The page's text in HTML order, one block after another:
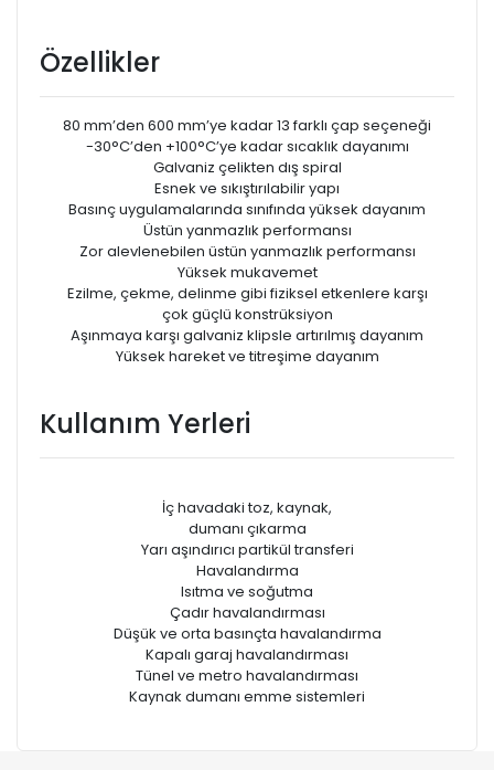
Özellikler
80 mm’den 600 mm’ye kadar 13 farklı çap seçeneği
-30°C’den +100°C’ye kadar sıcaklık dayanımı
Galvaniz çelikten dış spiral
Esnek ve sıkıştırılabilir yapı
Basınç uygulamalarında sınıfında yüksek dayanım
Üstün yanmazlık performansı
Zor alevlenebilen üstün yanmazlık performansı
Yüksek mukavemet
Ezilme, çekme, delinme gibi fiziksel etkenlere karşı
çok güçlü konstrüksiyon
Aşınmaya karşı galvaniz klipsle artırılmış dayanım
Yüksek hareket ve titreşime dayanım
Kullanım Yerleri
İç havadaki toz, kaynak,
dumanı çıkarma
Yarı aşındırıcı partikül transferi
Havalandırma
Isıtma ve soğutma
Çadır havalandırması
Düşük ve orta basınçta havalandırma
Kapalı garaj havalandırması
Tünel ve metro havalandırması
Kaynak dumanı emme sistemleri